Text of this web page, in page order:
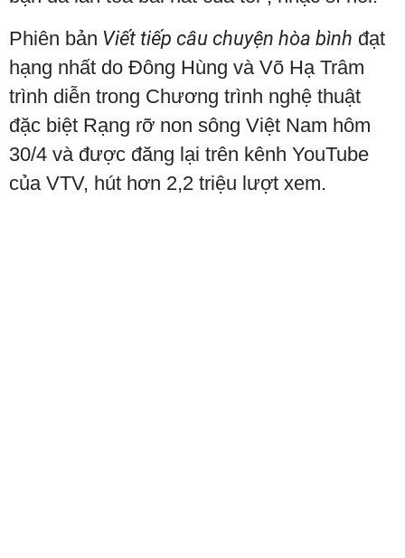
Phiên bản Viết tiếp câu chuyện hòa bình đạt
hạng nhất do Đông Hùng và Võ Hạ Trâm
trình diễn trong Chương trình nghệ thuật
đặc biệt Rạng rỡ non sông Việt Nam hôm
30/4 và được đăng lại trên kênh YouTube
của VTV, hút hơn 2,2 triệu lượt xem.